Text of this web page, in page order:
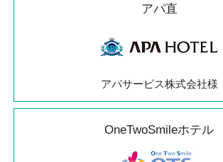
アパ直
アパサービス株式会社様
OneTwoSmileホテル